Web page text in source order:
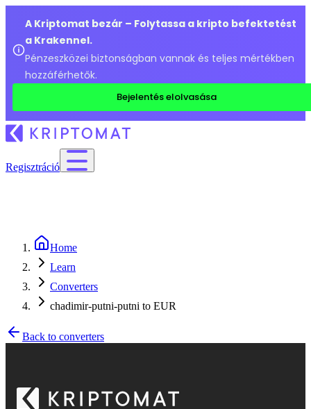
A Kriptomat bezár – Folytassa a kripto befektetést
a Krakennel.
Pénzeszközei biztonságban vannak és teljes mértékben
hozzáférhetők.
Bejelentés elolvasása
Regisztráció
Home
Learn
Converters
chadimir-putni-putni to EUR
Back to converters